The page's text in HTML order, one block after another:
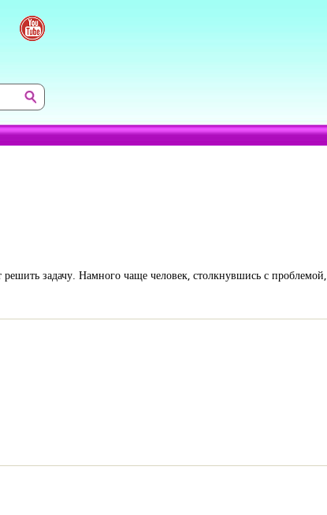
задачу. Намного чаще человек, столкнувшись с проблемой,